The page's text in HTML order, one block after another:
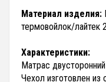
Материал изделия:
термовойлок/лайтек
Характеристики:
Матрас
Чехол изготовлен из